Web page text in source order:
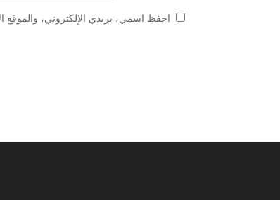
احفظ اسمي، بريدي الإلكتروني، والموقع